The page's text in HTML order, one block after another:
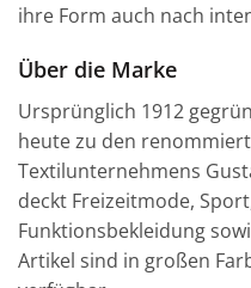
ihre Form auch nach
Über die Marke
Ursprünglich 1912
heute zu den
Textilunternehmens
deckt Freizeitmode,
Funktionsbekleidung
Artikel sind in großen